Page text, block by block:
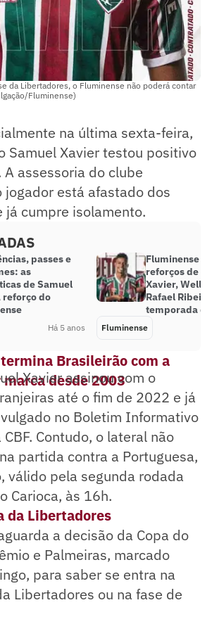
da Libertadores, o Fluminense não poderá contar
Fluminense)
na última sexta-feira,
Samuel Xavier testou positivo
assessoria do clube
jogador está afastado dos
já cumpre isolamento.
passes e
as
de Samuel
reforço do
Há 5 anos
Fluminense
reforços de
Xavier,
Rafael
temporada
Fluminense
Brasileirão com a
desde 2003
Xavier assinou com o
até o fim de 2022 e já
no Boletim Informativo
Contudo, o lateral não
partida contra a Portuguesa,
válido pela segunda rodada
Carioca, às 16h.
da Libertadores
a decisão da Copa do
e Palmeiras, marcado
para saber se entra na
Libertadores ou na fase de